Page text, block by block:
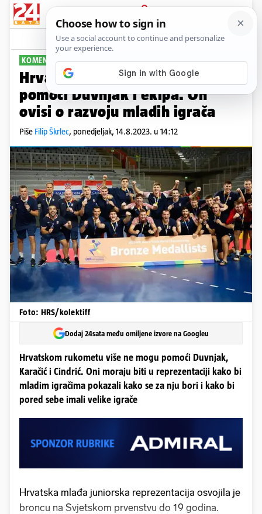
PRIJAVA
Sport Komentari
KOMENTAR PLUS+
Hrvatskom rukometu ne mogu
pomoći Duvnjak i ekipa. On
ovisi o razvoju mladih igrača
Piše Filip Škrlec, ponedjeljak, 14.8.2023. u 14:12
Foto: HRS/kolektiff
Dodaj 24sata među omiljene izvore na Googleu
Hrvatskom rukometu više ne mogu pomoći Duvnjak,
Karačić i Cindrić. Oni moraju biti u reprezentaciji kako bi
mladim igračima pokazali kako se za nju bori i kako bi
pored sebe imali velike igrače
Hrvatska mlađa juniorska reprezentacija osvojila je
broncu na Svjetskom prvenstvu do 19 godina.